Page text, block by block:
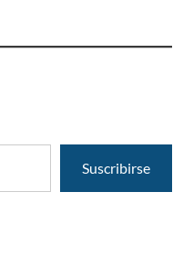
Suscribirse